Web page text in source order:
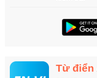
Từ điển